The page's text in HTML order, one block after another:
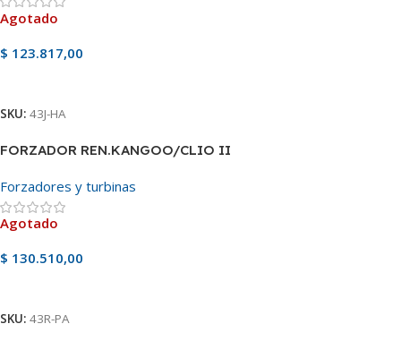
Agotado
$ 123.817,00
SKU: 43J-HA
FORZADOR REN.KANGOO/CLIO II
Forzadores y turbinas
Agotado
$ 130.510,00
SKU: 43R-PA